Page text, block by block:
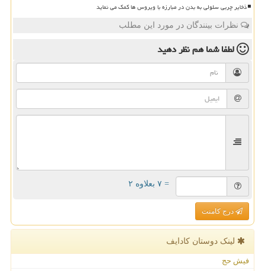
ذخایر چربی سلولی به بدن در مبارزه با ویروس ها کمک می نماید
نظرات بینندگان در مورد این مطلب
لطفا شما همنظر دهید
= ۷ بعلاوه ۲
درج کامنت
لینک دوستان كادایف
فیش حج